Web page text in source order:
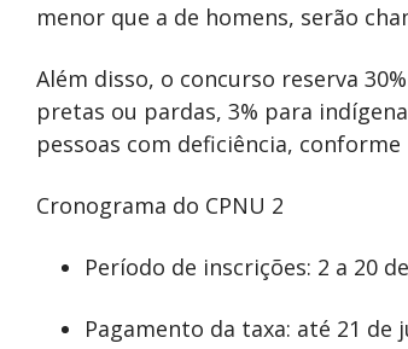
menor que a de homens, serão
Além disso, o concurso reserva
pretas ou pardas, 3% para
pessoas com deficiência,
Cronograma do CPNU 2
Período de inscrições: 2 a 20
Pagamento da taxa: até 21 de